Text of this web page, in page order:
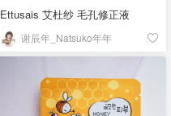
Ettusais 艾杜纱 毛孔修正液
谢辰年_Natsuko年年